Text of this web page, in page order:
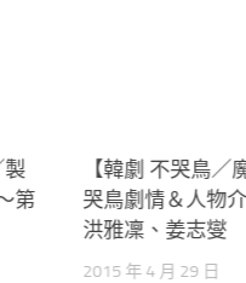
【韓劇 不哭鳥／
哭鳥劇情＆人物
洪雅凜、姜志燮
2015 年 4 月 29 日
製
第